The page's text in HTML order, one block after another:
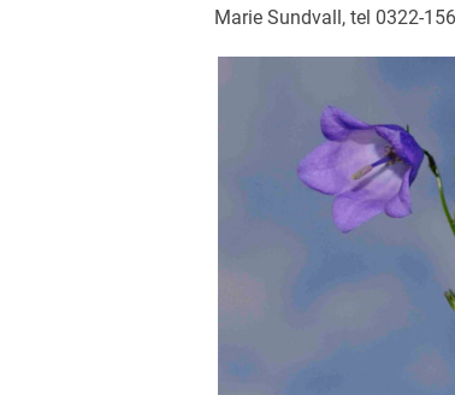
Marie Sundvall, tel 0322-